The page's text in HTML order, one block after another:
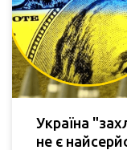
Україна
не є